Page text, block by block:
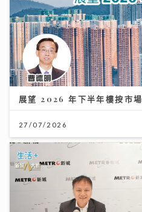
展望 2026 年下半年樓按市場
27/07/2026